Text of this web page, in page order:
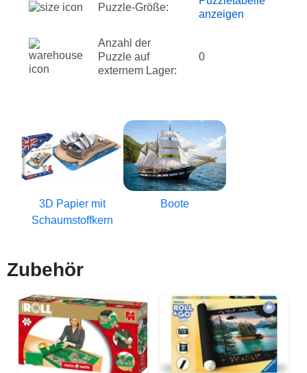
Puzzle-Größe:
anzeigen
Anzahl der
Puzzle auf
externem Lager:
0
3D Papier mit
Schaumstoffkern
Boote
Zubehör